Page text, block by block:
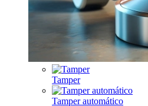
Tamper
Tamper automático